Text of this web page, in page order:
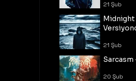
21 Şub
Midnight
21 Şub
Sarcasm
20 Şub